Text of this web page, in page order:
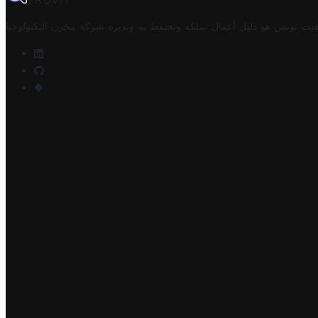
تونس هو دليل أعمال تملكه وتحتفظ به وتديره شركة مخزن التكنولوجيا